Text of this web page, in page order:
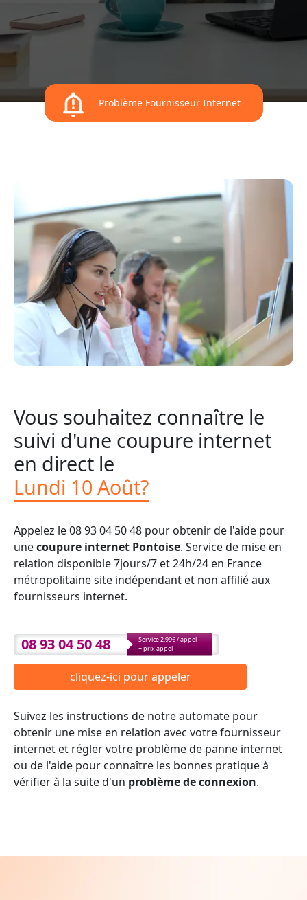
Problème Fournisseur Internet
Vous souhaitez connaître le
suivi d'une coupure internet
en direct le
Lundi 10 Août?
Appelez le 08 93 04 50 48 pour obtenir de l'aide pour
unecoupure internet Pontoise. Service de mise en
relation disponible 7jours/7 et 24h/24 en France
métropolitaine site indépendant et non affilié aux
fournisseurs internet.
08 93 04 50 48
Service 2.99€ / appel
+ prix appel
cliquez-ici pour appeler
Suivez les instructions de notre automate pour
obtenir une mise en relation avec votre fournisseur
internet et régler votre problème de panne internet
ou de l'aide pour connaître les bonnes pratique à
vérifier à la suite d'un problème de connexion.